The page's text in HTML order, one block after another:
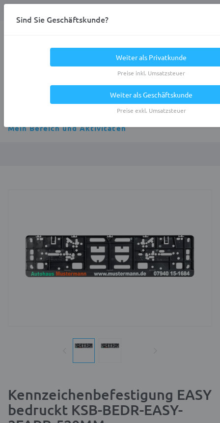
Mein Bereich und Aktivitäten
Kennzeichenbefestigung EASY
bedruckt KSB-BEDR-EASY-
Sind Sie Geschäftskunde?
Weiter als Privatkunde
Preise inkl. Umsatzsteuer
Weiter als Geschäftskunde
Preise exkl. Umsatzsteuer